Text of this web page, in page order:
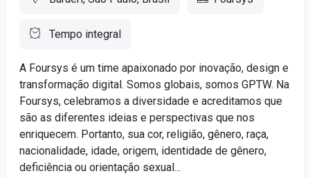
Tempo integral
A Foursys é um time apaixonado por inovação, design e
transformação digital. Somos globais, somos GPTW. Na
Foursys, celebramos a diversidade e acreditamos que
são as diferentes ideias e perspectivas que nos
enriquecem. Portanto, sua cor, religião, gênero, raça,
nacionalidade, idade, origem, identidade de gênero,
deficiência ou orientação sexual...